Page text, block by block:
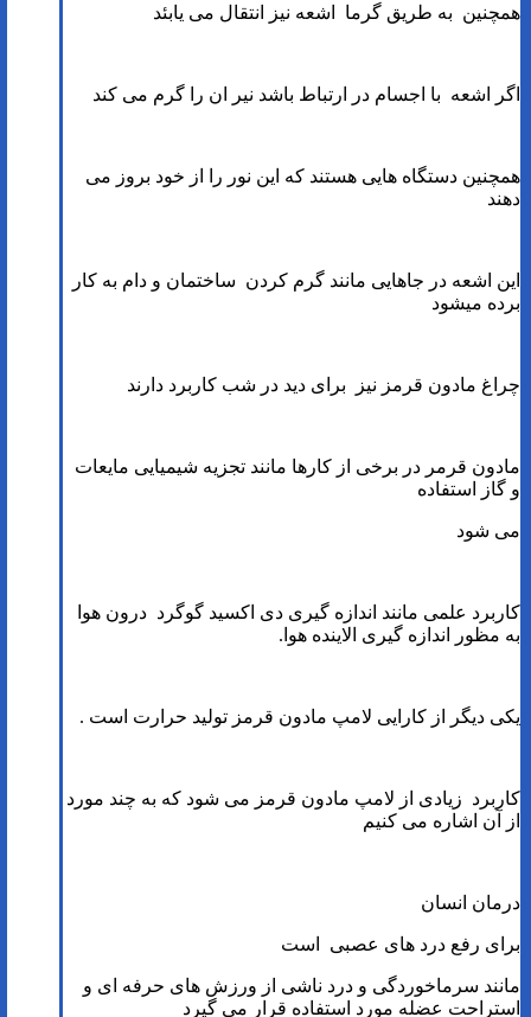
همچنین به طریق گرما اشعه نیز انتقال می یابئد
اگر اشعه با اجسام در ارتباط باشد نیر ان را گرم می کند
همچنین دستگاه هایی هستند که این نور را از خود بروز می
دهند
این اشعه در جاهایی مانند گرم کردن ساختمان و دام به کار
برده میشود
چراغ مادون قرمز نیز برای دید در شب کاربرد دارند
مادون قرمر در برخی از کارها مانند تجزیه شیمیایی مایعات
و گاز استفاده
می شود
کاربرد علمی مانند اندازه گیری دی اکسید گوگرد درون هوا
به مظور اندازه گیری الاینده هوا.
یکی دیگر از کارایی لامپ مادون قرمز تولید حرارت است .
کاربرد زیادی از لامپ مادون قرمز می شود که به چند مورد
از آن اشاره می کنیم
درمان انسان
برای رفع درد های عصبی است
مانند سرماخوردگی و درد ناشی از ورزش های حرفه ای و
استراحت عضله مورد استفاده قرار می گیرد